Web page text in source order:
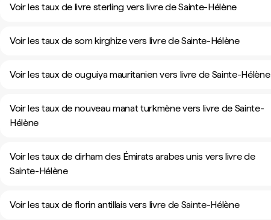
Voir les taux de livre sterling vers livre de Sainte-Hélène
Voir les taux de som kirghize vers livre de Sainte-Hélène
Voir les taux de ouguiya mauritanien vers livre de Sainte-Hélène
Voir les taux de nouveau manat turkmène vers livre de Sainte-
Hélène
Voir les taux de dirham des Émirats arabes unis vers livre de
Sainte-Hélène
Voir les taux de florin antillais vers livre de Sainte-Hélène